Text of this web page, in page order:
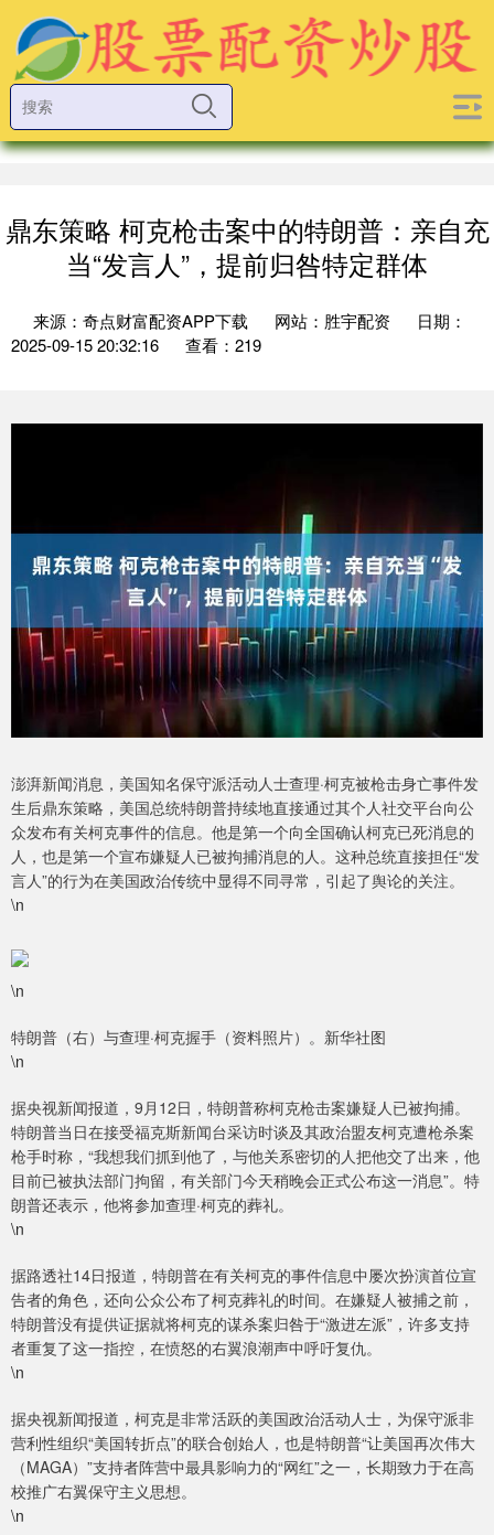
鼎东策略 柯克枪击案中的特朗普：亲自充
当“发言人”，提前归咎特定群体
来源：奇点财富配资APP下载 网站：胜宇配资
日期：
2025-09-15 20:32:16
查看：219
澎湃新闻消息，美国知名保守派活动人士查理·柯克被枪击身亡事件发
生后鼎东策略，美国总统特朗普持续地直接通过其个人社交平台向公
众发布有关柯克事件的信息。他是第一个向全国确认柯克已死消息的
人，也是第一个宣布嫌疑人已被拘捕消息的人。这种总统直接担任“发
言人”的行为在美国政治传统中显得不同寻常，引起了舆论的关注。
\n
\n
特朗普（右）与查理·柯克握手（资料照片）。新华社图
\n
据央视新闻报道，9月12日，特朗普称柯克枪击案嫌疑人已被拘捕。
特朗普当日在接受福克斯新闻台采访时谈及其政治盟友柯克遭枪杀案
枪手时称，“我想我们抓到他了，与他关系密切的人把他交了出来，他
目前已被执法部门拘留，有关部门今天稍晚会正式公布这一消息”。特
朗普还表示，他将参加查理·柯克的葬礼。
\n
据路透社14日报道，特朗普在有关柯克的事件信息中屡次扮演首位宣
告者的角色，还向公众公布了柯克葬礼的时间。在嫌疑人被捕之前，
特朗普没有提供证据就将柯克的谋杀案归咎于“激进左派”，许多支持
者重复了这一指控，在愤怒的右翼浪潮声中呼吁复仇。
\n
据央视新闻报道，柯克是非常活跃的美国政治活动人士，为保守派非
营利性组织“美国转折点”的联合创始人，也是特朗普“让美国再次伟大
（MAGA）”支持者阵营中最具影响力的“网红”之一，长期致力于在高
校推广右翼保守主义思想。
\n